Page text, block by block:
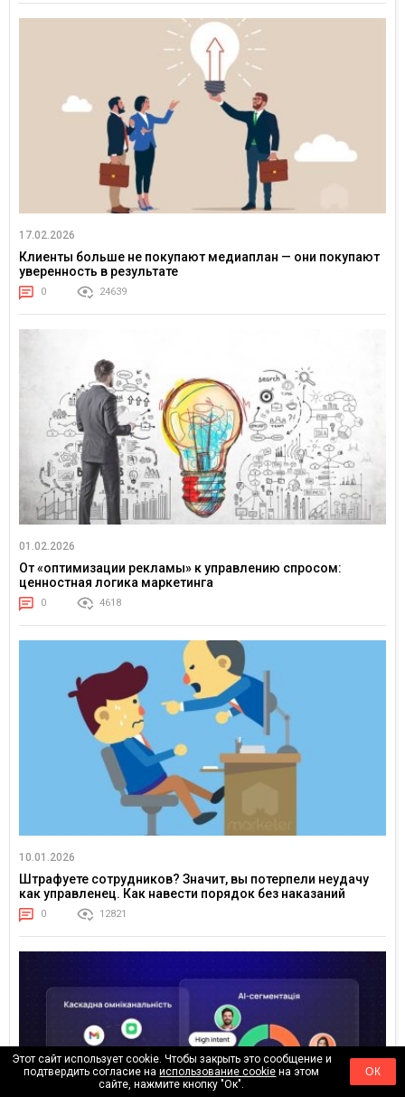
17.02.2026
Клиенты больше не покупают медиаплан — они покупают
уверенность в результате
0 24639
01.02.2026
От «оптимизации рекламы» к управлению спросом:
ценностная логика маркетинга
0 4618
10.01.2026
Штрафуете сотрудников? Значит, вы потерпели неудачу
как управленец. Как навести порядок без наказаний
0 12821
Этот сайт использует cookie. Чтобы закрыть это сообщение и
подтвердить согласие наиспользование cookie на этом
сайте, нажмите кнопку "Ок".
ОК